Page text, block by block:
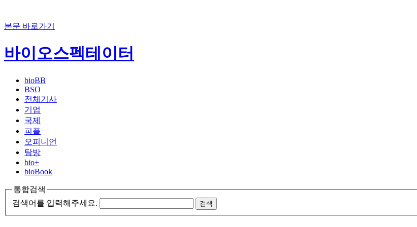
본문 바로가기
바이오스펙테이터
bioBB
BSO
전체기사
기업
국제
피플
오피니언
탐방
bio+
bioBook
통합검색
검색어를 입력해주세요.
검색